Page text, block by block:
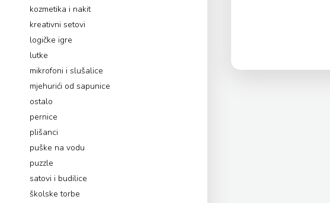
kozmetika i nakit
kreativni setovi
logičke igre
lutke
mikrofoni i slušalice
mjehurići od sapunice
ostalo
pernice
plišanci
puške na vodu
puzzle
satovi i budilice
školske torbe